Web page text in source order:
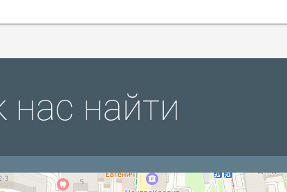
нас найти